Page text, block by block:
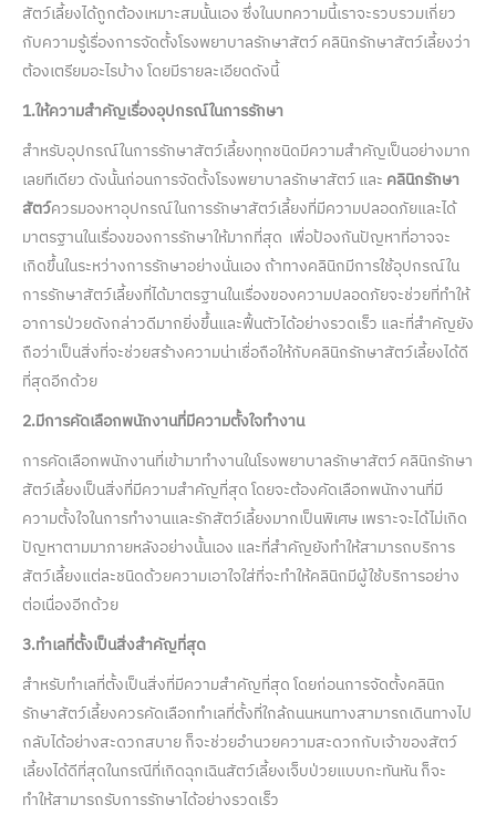
สัตว์เลี้ยงได้ถูกต้องเหมาะสมนั้นเอง ซึ่งในบทความนี้เราจะรวบรวมเกี่ยว
กับความรู้เรื่องการจัดตั้งโรงพยาบาลรักษาสัตว์ คลินิกรักษาสัตว์เลี้ยงว่า
ต้องเตรียมอะไรบ้าง โดยมีรายละเอียดดังนี้
1.ให้ความสำคัญเรื่องอุปกรณ์ในการรักษา
สำหรับอุปกรณ์ในการรักษาสัตว์เลี้ยงทุกชนิดมีความสำคัญเป็นอย่างมาก
เลยทีเดียว ดังนั้นก่อนการจัดตั้งโรงพยาบาลรักษาสัตว์ และ คลินิกรักษา
สัตว์ควรมองหาอุปกรณ์ในการรักษาสัตว์เลี้ยงที่มีความปลอดภัยและได้
มาตรฐานในเรื่องของการรักษาให้มากที่สุด เพื่อป้องกันปัญหาที่อาจจะ
เกิดขึ้นในระหว่างการรักษาอย่างนั่นเอง ถ้าทางคลินิกมีการใช้อุปกรณ์ใน
การรักษาสัตว์เลี้ยงที่ได้มาตรฐานในเรื่องของความปลอดภัยจะช่วยที่ทำให้
อาการป่วยดังกล่าวดีมากยิ่งขึ้นและฟื้นตัวได้อย่างรวดเร็ว และที่สำคัญยัง
ถือว่าเป็นสิ่งที่จะช่วยสร้างความน่าเชื่อถือให้กับคลินิกรักษาสัตว์เลี้ยงได้ดี
ที่สุดอีกด้วย
2.มีการคัดเลือกพนักงานที่มีความตั้งใจทำงาน
การคัดเลือกพนักงานที่เข้ามาทำงานในโรงพยาบาลรักษาสัตว์ คลินิกรักษา
สัตว์เลี้ยงเป็นสิ่งที่มีความสำคัญที่สุด โดยจะต้องคัดเลือกพนักงานที่มี
ความตั้งใจในการทำงานและรักสัตว์เลี้ยงมากเป็นพิเศษ เพราะจะได้ไม่เกิด
ปัญหาตามมาภายหลังอย่างนั้นเอง และที่สำคัญยังทำให้สามารถบริการ
สัตว์เลี้ยงแต่ละชนิดด้วยความเอาใจใส่ที่จะทำให้คลินิกมีผู้ใช้บริการอย่าง
ต่อเนื่องอีกด้วย
3.ทำเลที่ตั้งเป็นสิ่งสำคัญที่สุด
สำหรับทำเลที่ตั้งเป็นสิ่งที่มีความสำคัญที่สุด โดยก่อนการจัดตั้งคลินิก
รักษาสัตว์เลี้ยงควรคัดเลือกทำเลที่ตั้งที่ใกล้ถนนหนทางสามารถเดินทางไป
กลับได้อย่างสะดวกสบาย ก็จะช่วยอำนวยความสะดวกกับเจ้าของสัตว์
เลี้ยงได้ดีที่สุดในกรณีที่เกิดฉุกเฉินสัตว์เลี้ยงเจ็บป่วยแบบกะทันหัน ก็จะ
ทำให้สามารถรับการรักษาได้อย่างรวดเร็ว